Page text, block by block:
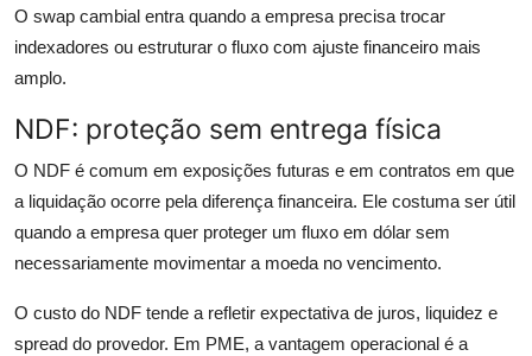
O swap cambial entra quando a empresa precisa trocar
indexadores ou estruturar o fluxo com ajuste financeiro mais
amplo.
NDF: proteção sem entrega física
O NDF é comum em exposições futuras e em contratos em que
a liquidação ocorre pela diferença financeira. Ele costuma ser útil
quando a empresa quer proteger um fluxo em dólar sem
necessariamente movimentar a moeda no vencimento.
O custo do NDF tende a refletir expectativa de juros, liquidez e
spread do provedor. Em PME, a vantagem operacional é a